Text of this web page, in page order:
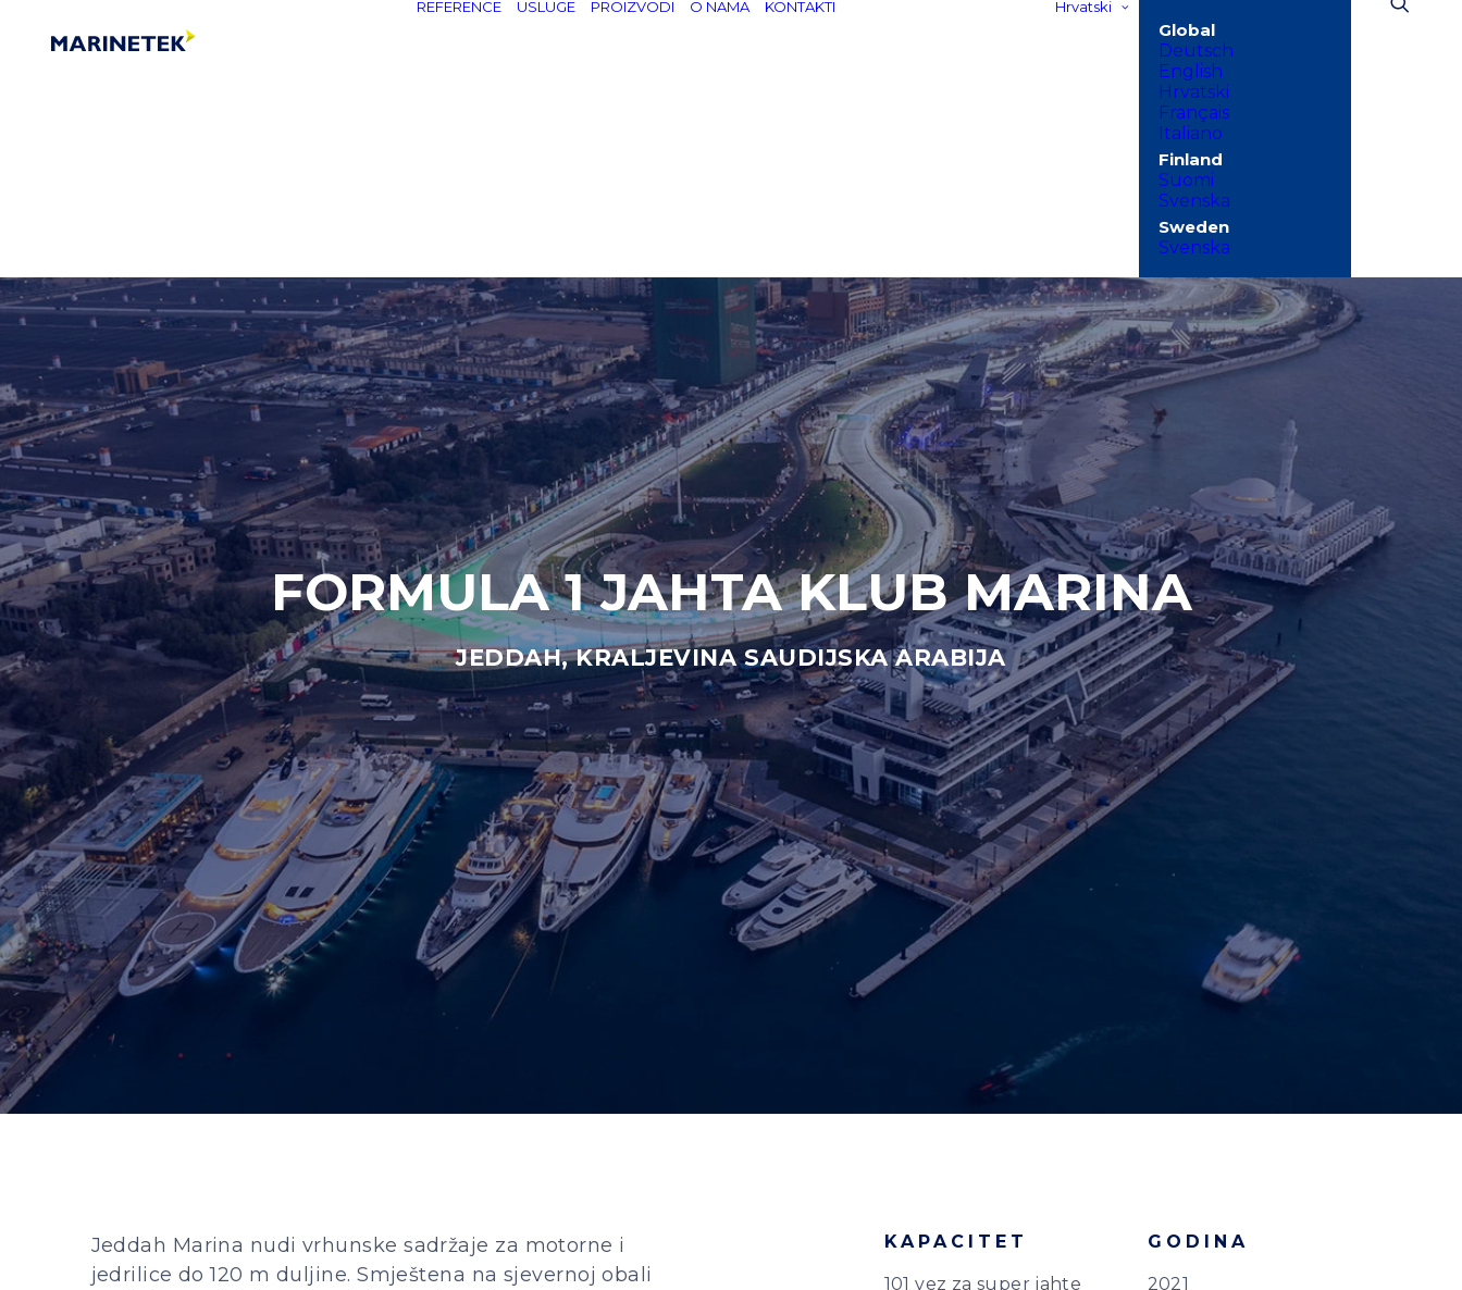
REFERENCE USLUGE PROIZVODI O NAMA KONTAKTI Hrvatski
Deutsch
English
Hrvatski
Français
Italiano
Suomi
Svenska
Svenska
FORMULA 1 JAHTA KLUB MARINA
JEDDAH, KRALJEVINA SAUDIJSKA ARABIJA
Jeddah Marina nudi vrhunske sadržaje za motorne i
jedrilice do 120 m duljine. Smještena na sjevernoj obali
KAPACITET
101 vez za super jahte
GODINA
2021